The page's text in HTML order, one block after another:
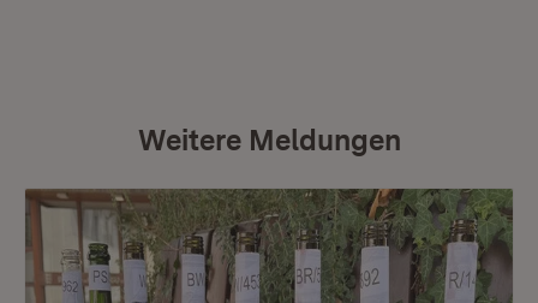
Weitere Meldungen